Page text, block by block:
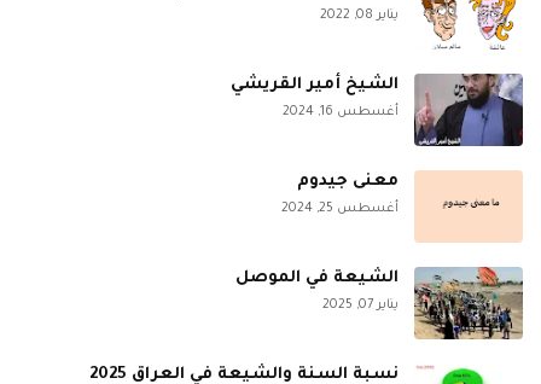
يناير 08, 2022
الشيخ أمير القريشي
أغسطس 16, 2024
معنى جيدوم
أغسطس 25, 2024
الشيعة في الموصل
يناير 07, 2025
نسبة السنة والشيعة في العراق 2025